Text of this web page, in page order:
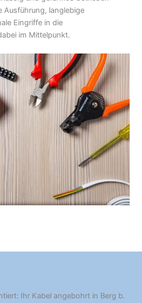
Ausführung, langlebige
Eingriffe in die
im Mittelpunkt.
Ihr Kabel angebohrt in Berg b.